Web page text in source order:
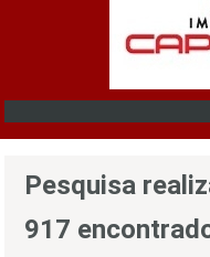
Pesquisa
917